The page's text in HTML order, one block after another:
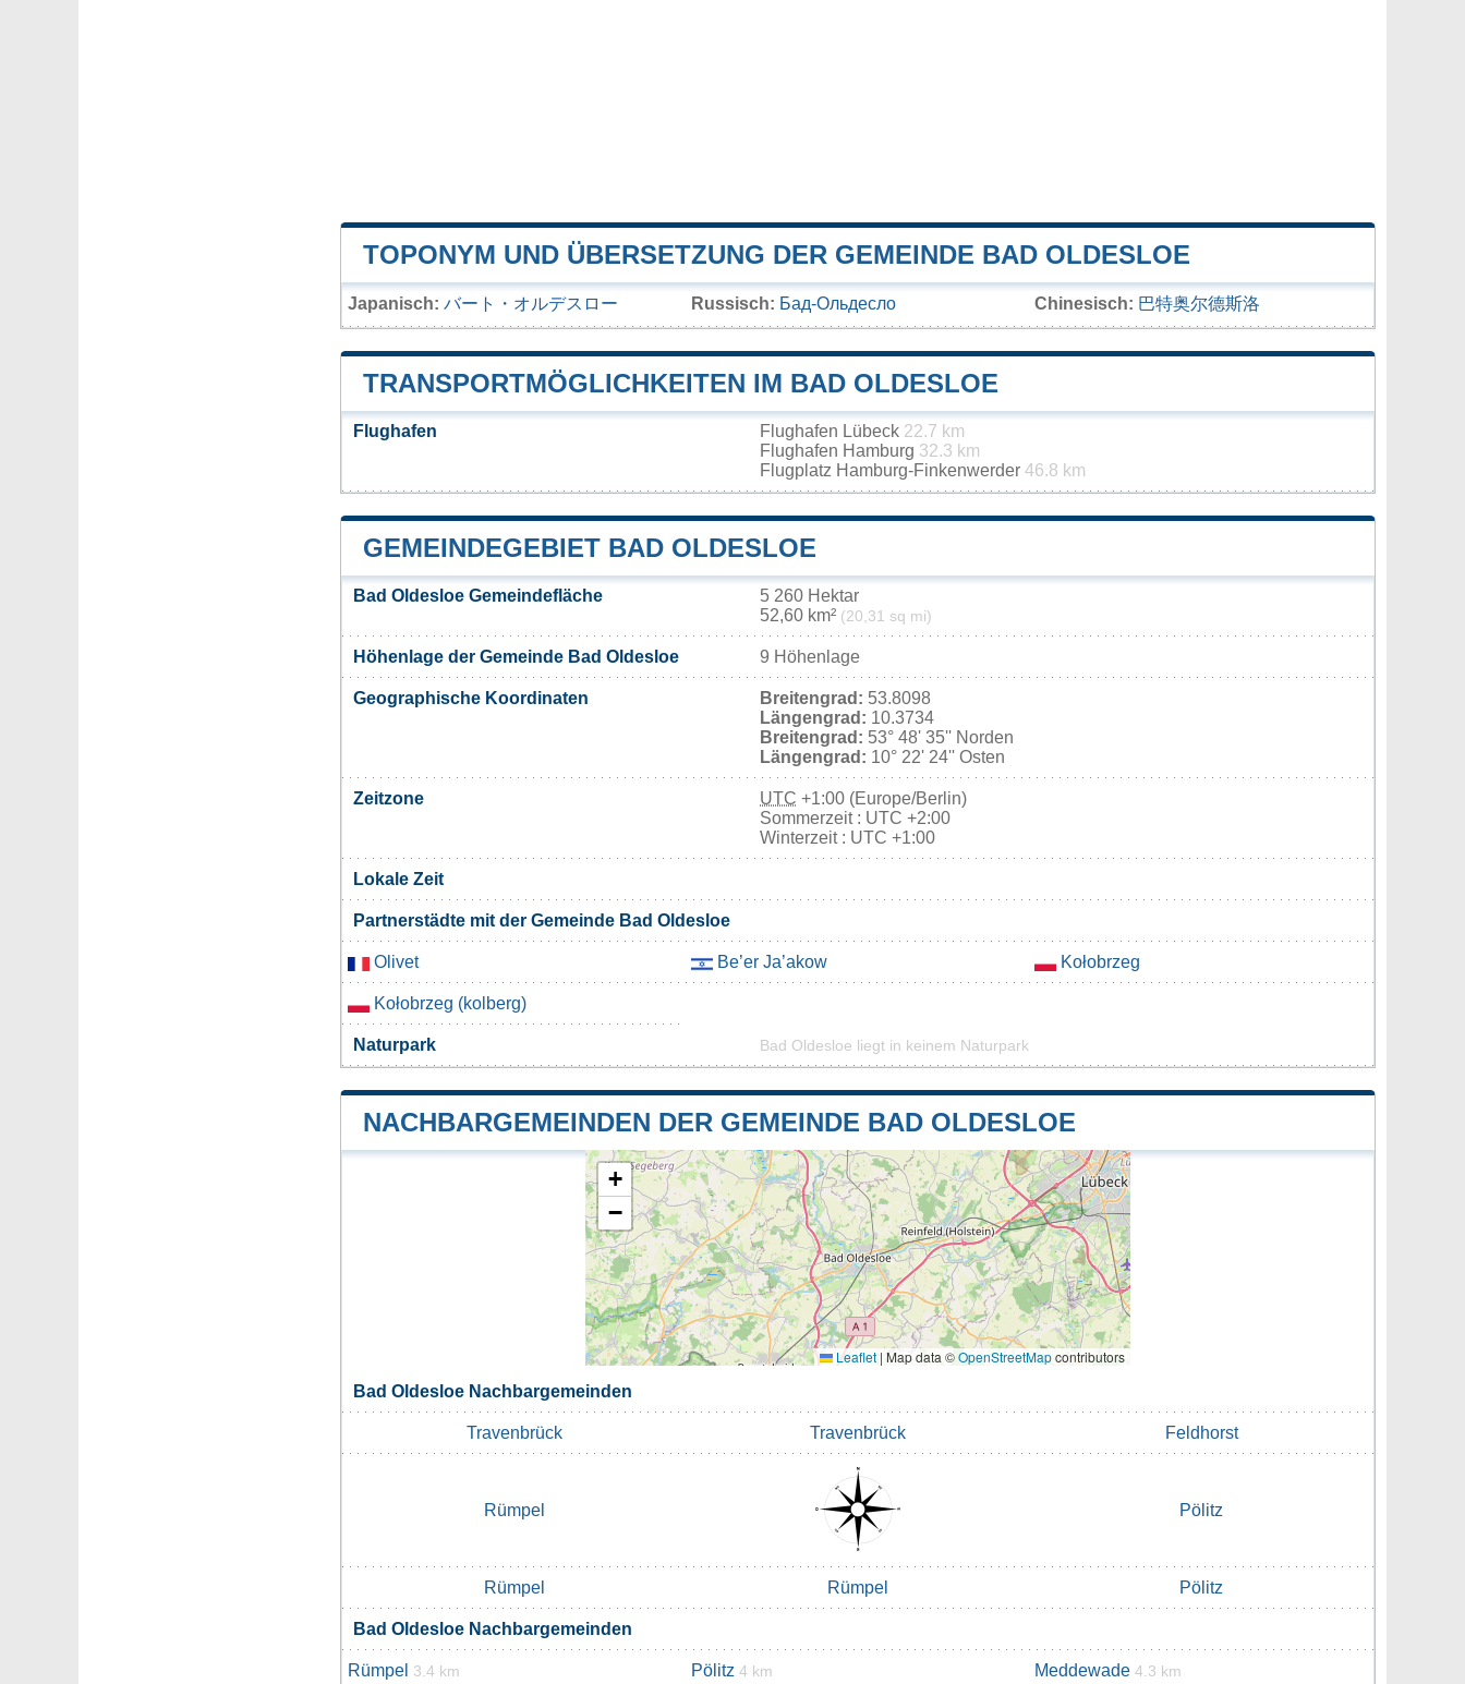
TOPONYM UND ÜBERSETZUNG DER GEMEINDE BAD OLDESLOE
Japanisch: バート・オルデスロー Russisch: Бад-Ольдесло Chinesisch: 巴特奥尔德斯洛
TRANSPORTMÖGLICHKEITEN IM BAD OLDESLOE
Flughafen Flughafen Lübeck 22.7 km
Flughafen Hamburg 32.3 km
Flugplatz Hamburg-Finkenwerder 46.8 km
GEMEINDEGEBIET BAD OLDESLOE
Bad Oldesloe Gemeindefläche
5 260 Hektar
52,60 km² (20,31 sq mi)
Höhenlage der Gemeinde Bad Oldesloe 9 Höhenlage
Geographische Koordinaten Breitengrad: 53.8098
Längengrad: 10.3734
Breitengrad: 53° 48' 35'' Norden
Längengrad: 10° 22' 24'' Osten
Zeitzone UTC +1:00 (Europe/Berlin)
Sommerzeit : UTC +2:00
Winterzeit : UTC +1:00
Lokale Zeit
Partnerstädte mit der Gemeinde Bad Oldesloe
Olivet Be’er Ja’akow Kołobrzeg
Kołobrzeg (kolberg)
Naturpark Bad Oldesloe liegt in keinem Naturpark
NACHBARGEMEINDEN DER GEMEINDE BAD OLDESLOE
+
−
Leaflet | Map data ©OpenStreetMapcontributors
Bad Oldesloe Nachbargemeinden
Travenbrück Travenbrück Feldhorst
Rümpel Pölitz
Rümpel Rümpel Pölitz
Bad Oldesloe Nachbargemeinden
Rümpel 3.4 km Pölitz 4 km Meddewade 4.3 km